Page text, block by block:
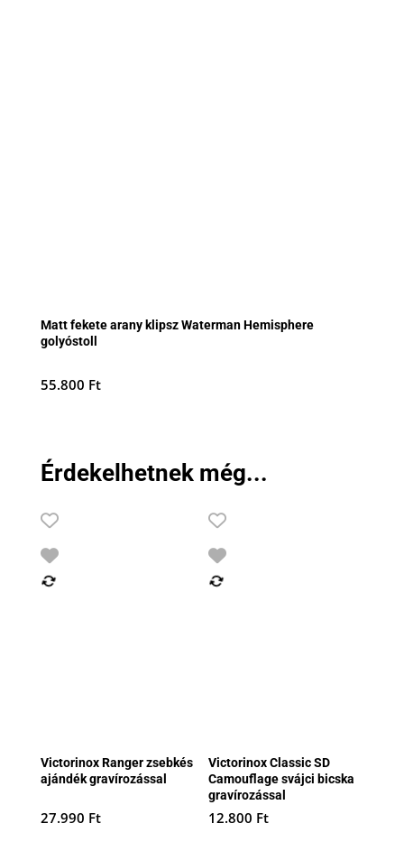
Matt fekete arany klipsz Waterman Hemisphere
golyóstoll
55.800 Ft
Érdekelhetnek még...
Victorinox Ranger zsebkés
ajándék gravírozással
27.990 Ft
Victorinox Classic SD
Camouflage svájci bicska
gravírozással
12.800 Ft